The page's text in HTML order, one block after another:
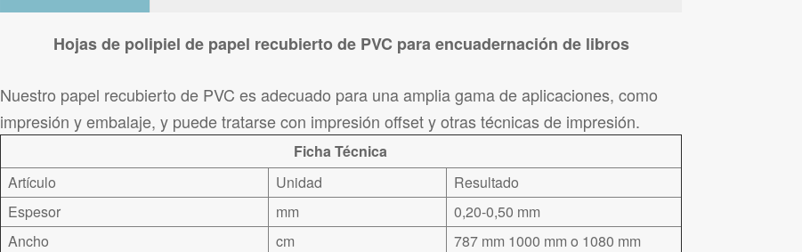
Hojas de polipiel de papel recubierto de PVC para encuadernación de libros
Nuestro papel recubierto de PVC es adecuado para una amplia gama de aplicaciones, como
impresión y embalaje, y puede tratarse con impresión offset y otras técnicas de impresión.
Ficha Técnica
Artículo
Unidad
Resultado
Espesor
mm
0,20-0,50 mm
Ancho
cm
787 mm 1000 mm o 1080 mm